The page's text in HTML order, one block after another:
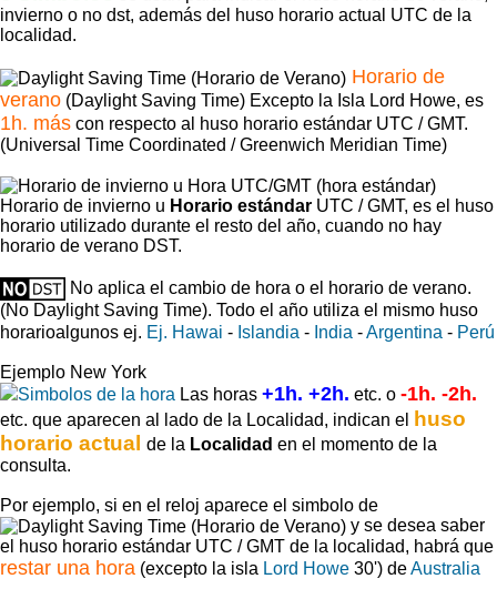
invierno o no dst, además del huso horario actual UTC de la
localidad.
Horario de
verano (Daylight Saving Time) Excepto la Isla Lord Howe, es
1h. más con respecto al huso horario estándar UTC / GMT.
(Universal Time Coordinated / Greenwich Meridian Time)
Horario de invierno u Horario estándar UTC / GMT, es el huso
horario utilizado durante el resto del año, cuando no hay
horario de verano DST.
No aplica el cambio de hora o el horario de verano.
(No Daylight Saving Time). Todo el año utiliza el mismo huso
horarioalgunos ej. Ej. Hawai - Islandia - India -Argentina - Perú
Ejemplo New York
Las horas +1h. +2h. etc. o -1h. -2h.
etc. que aparecen al lado de la Localidad, indican el
huso
horario actual de la Localidad en el momento de la
consulta.
Por ejemplo, si en el reloj aparece el simbolo de
y se desea saber
el huso horario estándar UTC / GMT de la localidad, habrá que
restar una hora (excepto la isla Lord Howe 30') deAustralia